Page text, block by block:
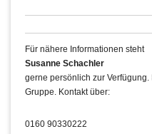
Für nähere Informationen steht
Susanne Schachler
gerne persönlich zur
Gruppe. Kontakt über:
0160 90330222